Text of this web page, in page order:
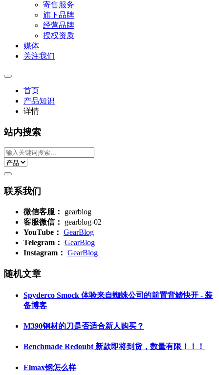
寄售服务
旗下品牌
经营品牌
授权资质
媒体
关注我们
首页
产品知识
详情
站内搜索
联系我们
微信客服：
gearblog
客服微信：
gearblog-02
YouTube： GearBlog
Telegram： GearBlog
Instagram： GearBlog
随机文章
Spyderco Smock 体验来自蜘蛛公司的前置背鳍快开 - 装
备博客
M390钢材的刀是否适合新人购买？
Benchmade Redoubt 新款即将到货，数量有限！！！
Elmax钢怎么样